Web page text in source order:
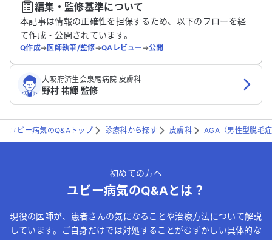
送信する
編集・監修基準について
本記事は情報の正確性を担保するため、以下のフローを経
て作成・公開されています。
Q作成➔医師執筆/監修➔QAレビュー➔公開
大阪府済生会泉尾病院 皮膚科
野村 祐輝 監修
ユビー病気のQ&Aトップ 診療科から探す 皮膚科 AGA（男性型脱毛
初めての方へ
ユビー病気のQ&Aとは？
現役の医師が、患者さんの気になることや治療方法について解説
しています。ご自身だけでは対処することがむずかしい具体的な